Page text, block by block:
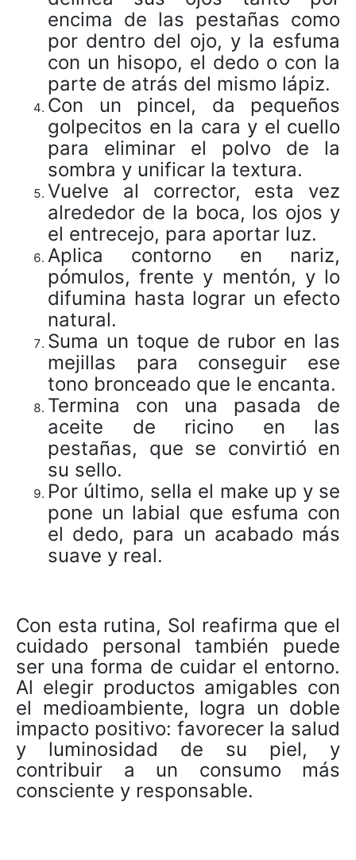
encima de las pestañas como
por dentro del ojo, y la esfuma
con un hisopo, el dedo o con la
parte de atrás del mismo lápiz.
Con un pincel, da pequeños
golpecitos en la cara y el cuello
para eliminar el polvo de la
sombra y unificar la textura.
Vuelve al corrector, esta vez
alrededor de la boca, los ojos y
el entrecejo, para aportar luz.
Aplica contorno en nariz,
pómulos, frente y mentón, y lo
difumina hasta lograr un efecto
natural.
Suma un toque de rubor en las
mejillas para conseguir ese
tono bronceado que le encanta.
Termina con una pasada de
aceite de ricino en las
pestañas, que se convirtió en
su sello.
Por último, sella el make up y se
pone un labial que esfuma con
el dedo, para un acabado más
suave y real.
Con esta rutina, Sol reafirma que el
cuidado personal también puede
ser una forma de cuidar el entorno.
Al elegir productos amigables con
el medioambiente, logra un doble
impacto positivo: favorecer la salud
y luminosidad de su piel, y
contribuir a un consumo más
consciente y responsable.